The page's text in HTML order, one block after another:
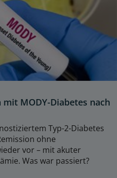
MODY-Diabetes nach
Typ-2-Diabetes
ohne
vor – mit akuter
Was war passiert?